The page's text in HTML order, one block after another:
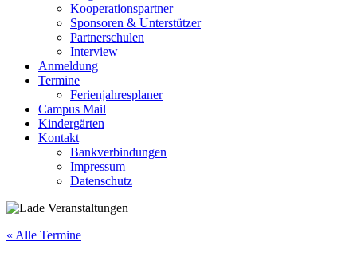
Kooperationspartner
Sponsoren & Unterstützer
Partnerschulen
Interview
Anmeldung
Termine
Ferienjahresplaner
Campus Mail
Kindergärten
Kontakt
Bankverbindungen
Impressum
Datenschutz
« Alle Termine